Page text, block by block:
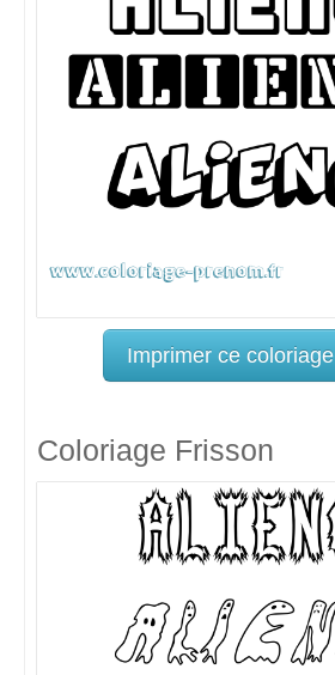
Imprimer ce coloriage
Coloriage Frisson